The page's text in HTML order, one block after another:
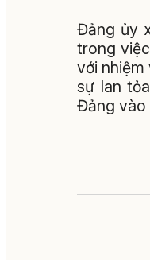
Đảng ủy
trong
với
sự lan
Đảng vào